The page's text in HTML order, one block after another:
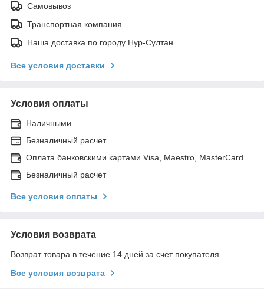
Самовывоз
Транспортная компания
Наша доставка по городу Нур-Султан
Все условия доставки
Условия оплаты
Наличными
Безналичный расчет
Оплата банковскими картами Visa, Maestro, MasterCard
Безналичный расчет
Все условия оплаты
Условия возврата
Возврат товара в течение 14 дней за счет покупателя
Все условия возврата